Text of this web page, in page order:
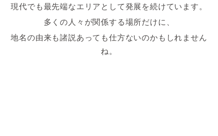
現代でも最先端なエリアとして発展を続けています。
多くの人々が関係する場所だけに、
地名の由来も諸説あっても仕方ないのかもしれません
ね。